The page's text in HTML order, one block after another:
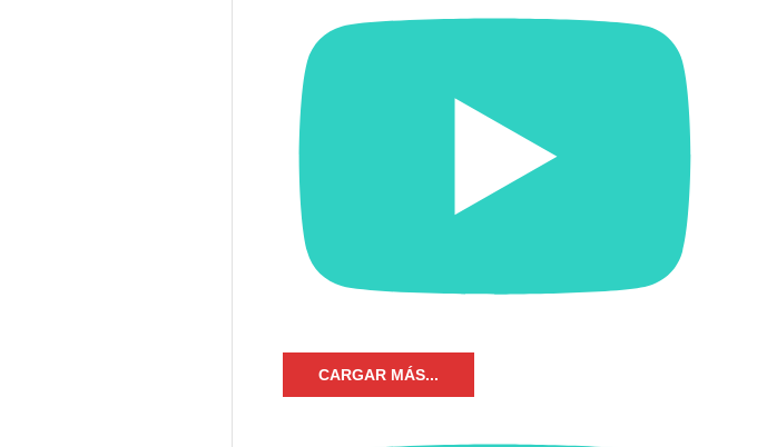
CARGAR MÁS...